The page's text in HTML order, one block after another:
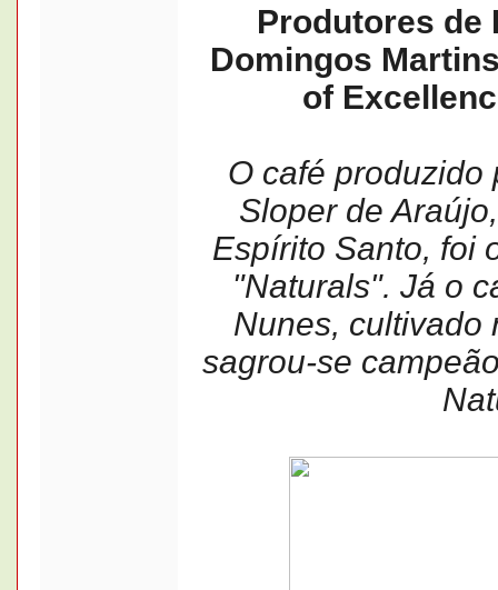
Produtores de
Domingos
of
O café produzido
Sloper de
Espírito Santo, foi
"Naturals". Já o
Nunes, cultivado
sagrou-se